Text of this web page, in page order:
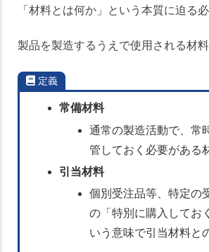
「材料とは何か」という本質に迫る
製品を製造するうえで使用される材
定義
常備材料
通常の製造活動で、常
管しておく必要がある
引当材料
個別受注品等、特定の
の「特別に購入してお
いう意味で引当材料と